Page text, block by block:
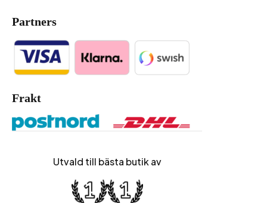
Partners
Frakt
Utvald till bästa butik av